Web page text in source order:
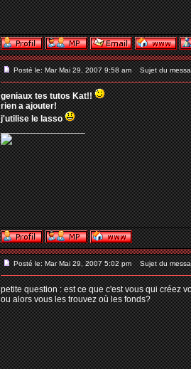
Posté le: Mar Mai 29, 2007 9:58 am Sujet du
geniaux tes tutos Kat!!
rien a ajouter!
j'utilise le lasso
_________________
Posté le: Mar Mai 29, 2007 5:02 pm Sujet du
petite question : est ce que c'est vous qui créez
ou alors vous les trouvez où les fonds?